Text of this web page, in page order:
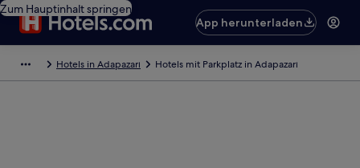
Zum Hauptinhalt springen
App herunterladen
Hotels in Adapazarı Hotels mit Parkplatz in Adapazarı